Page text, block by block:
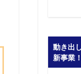
動き出
新事業！